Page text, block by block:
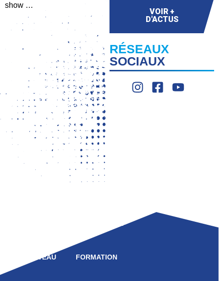
show …
VOIR +
D'ACTUS
RÉSEAUX
SOCIAUX
HAUT NIVEAU FORMATION